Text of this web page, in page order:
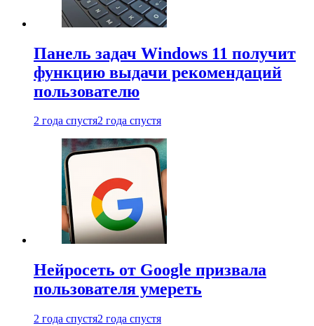
Панель задач Windows 11 получит
функцию выдачи рекомендаций
пользователю
2 года спустя2 года спустя
Нейросеть от Google призвала
пользователя умереть
2 года спустя2 года спустя